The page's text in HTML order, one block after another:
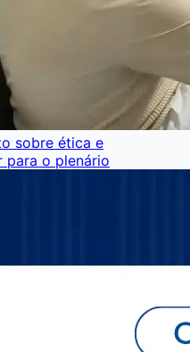
sobre ética e
para o plenário